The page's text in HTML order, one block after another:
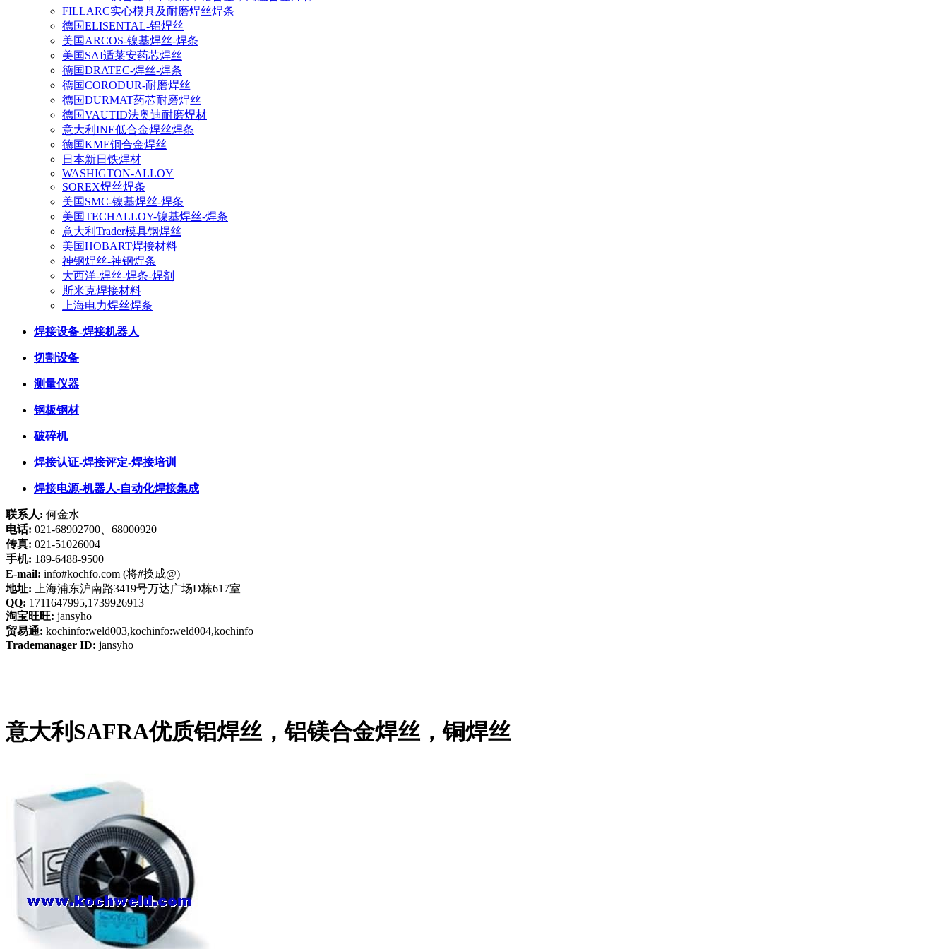
FILLARC实心模具及耐磨焊丝焊条
德国ELISENTAL-铝焊丝
美国ARCOS-镍基焊丝-焊条
美国SAI适莱安药芯焊丝
德国DRATEC-焊丝-焊条
德国CORODUR-耐磨焊丝
德国DURMAT药芯耐磨焊丝
德国VAUTID法奥迪耐磨焊材
意大利INE低合金焊丝焊条
德国KME铜合金焊丝
日本新日铁焊材
WASHIGTON-ALLOY
SOREX焊丝焊条
美国SMC-镍基焊丝-焊条
美国TECHALLOY-镍基焊丝-焊条
意大利Trader模具钢焊丝
美国HOBART焊接材料
神钢焊丝-神钢焊条
大西洋-焊丝-焊条-焊剂
斯米克焊接材料
上海电力焊丝焊条
焊接设备-焊接机器人
切割设备
测量仪器
钢板钢材
破碎机
焊接认证-焊接评定-焊接培训
焊接电源-机器人-自动化焊接集成
联系人: 何金水
电话: 021-68902700、68000920
传真: 021-51026004
手机: 189-6488-9500
E-mail: info#kochfo.com (将#换成@)
地址: 上海浦东沪南路3419号万达广场D栋617室
QQ: 1711647995,1739926913
淘宝旺旺: jansyho
贸易通: kochinfo:weld003,kochinfo:weld004,kochinfo
Trademanager ID: jansyho
意大利SAFRA优质铝焊丝，铝镁合金焊丝，铜焊丝